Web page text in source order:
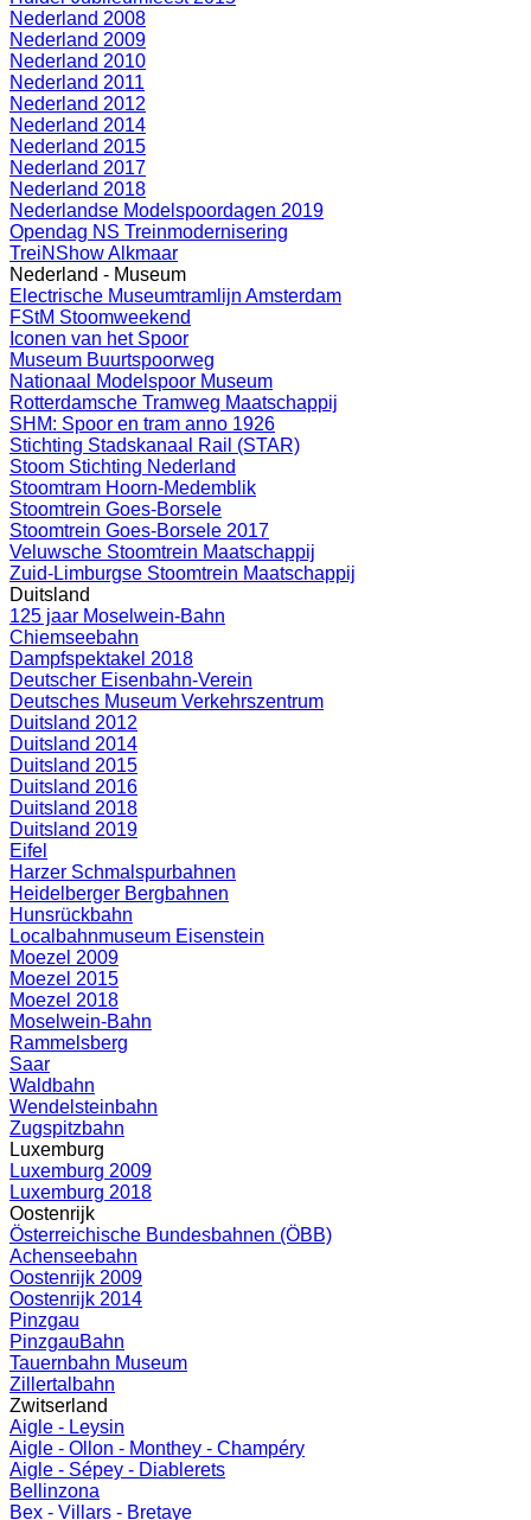
Nederland 2008
Nederland 2009
Nederland 2010
Nederland 2011
Nederland 2012
Nederland 2014
Nederland 2015
Nederland 2017
Nederland 2018
Nederlandse Modelspoordagen 2019
Opendag NS Treinmodernisering
TreiNShow Alkmaar
Nederland - Museum
Electrische Museumtramlijn Amsterdam
FStM Stoomweekend
Iconen van het Spoor
Museum Buurtspoorweg
Nationaal Modelspoor Museum
Rotterdamsche Tramweg Maatschappij
SHM: Spoor en tram anno 1926
Stichting Stadskanaal Rail (STAR)
Stoom Stichting Nederland
Stoomtram Hoorn-Medemblik
Stoomtrein Goes-Borsele
Stoomtrein Goes-Borsele 2017
Veluwsche Stoomtrein Maatschappij
Zuid-Limburgse Stoomtrein Maatschappij
Duitsland
125 jaar Moselwein-Bahn
Chiemseebahn
Dampfspektakel 2018
Deutscher Eisenbahn-Verein
Deutsches Museum Verkehrszentrum
Duitsland 2012
Duitsland 2014
Duitsland 2015
Duitsland 2016
Duitsland 2018
Duitsland 2019
Eifel
Harzer Schmalspurbahnen
Heidelberger Bergbahnen
Hunsrückbahn
Localbahnmuseum Eisenstein
Moezel 2009
Moezel 2015
Moezel 2018
Moselwein-Bahn
Rammelsberg
Saar
Waldbahn
Wendelsteinbahn
Zugspitzbahn
Luxemburg
Luxemburg 2009
Luxemburg 2018
Oostenrijk
Österreichische Bundesbahnen (ÖBB)
Achenseebahn
Oostenrijk 2009
Oostenrijk 2014
Pinzgau
PinzgauBahn
Tauernbahn Museum
Zillertalbahn
Zwitserland
Aigle - Leysin
Aigle - Ollon - Monthey - Champéry
Aigle - Sépey - Diablerets
Bellinzona
Bex - Villars - Bretaye